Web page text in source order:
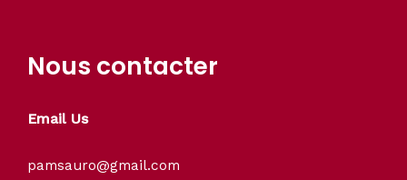
Nous contacter
Email Us
pamsauro@gmail.com